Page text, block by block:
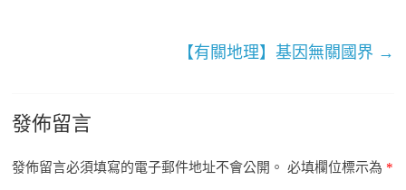
【有關地理】基因無關國界 →
發佈留言
發佈留言必須填寫的電子郵件地址不會公開。 必填欄位標示為 *